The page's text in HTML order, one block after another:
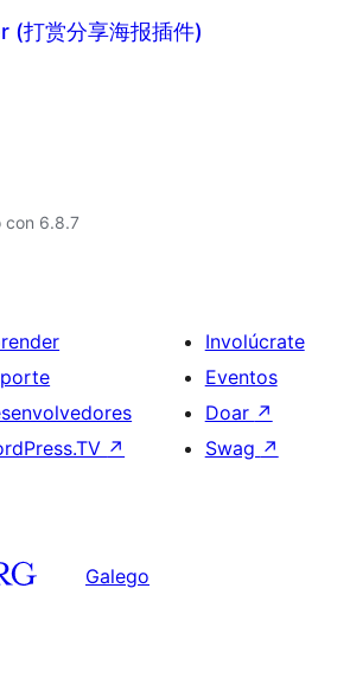
打赏分享海报插件)
con 6.8.7
↗
Involúcrate
Eventos
Doar ↗
Swag ↗
Galego